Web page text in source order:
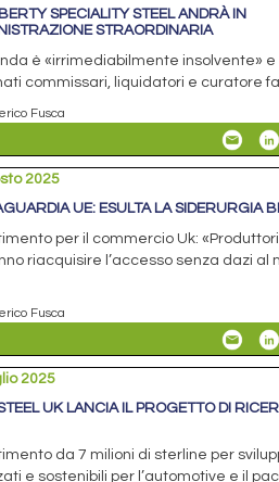
SPECIALITY STEEL ANDRÀ IN
STRAORDINARIA
è «irrimediabilmente insolvente»
commissari, liquidatori e curatore
Fusca
2025
UE: ESULTA LA SIDERURGIA
per il commercio Uk:
riacquisire l’accesso senza dazi al
Fusca
2025
UK LANCIA IL PROGETTO DI
da 7 milioni di sterline per
e sostenibili per l’automotive e il